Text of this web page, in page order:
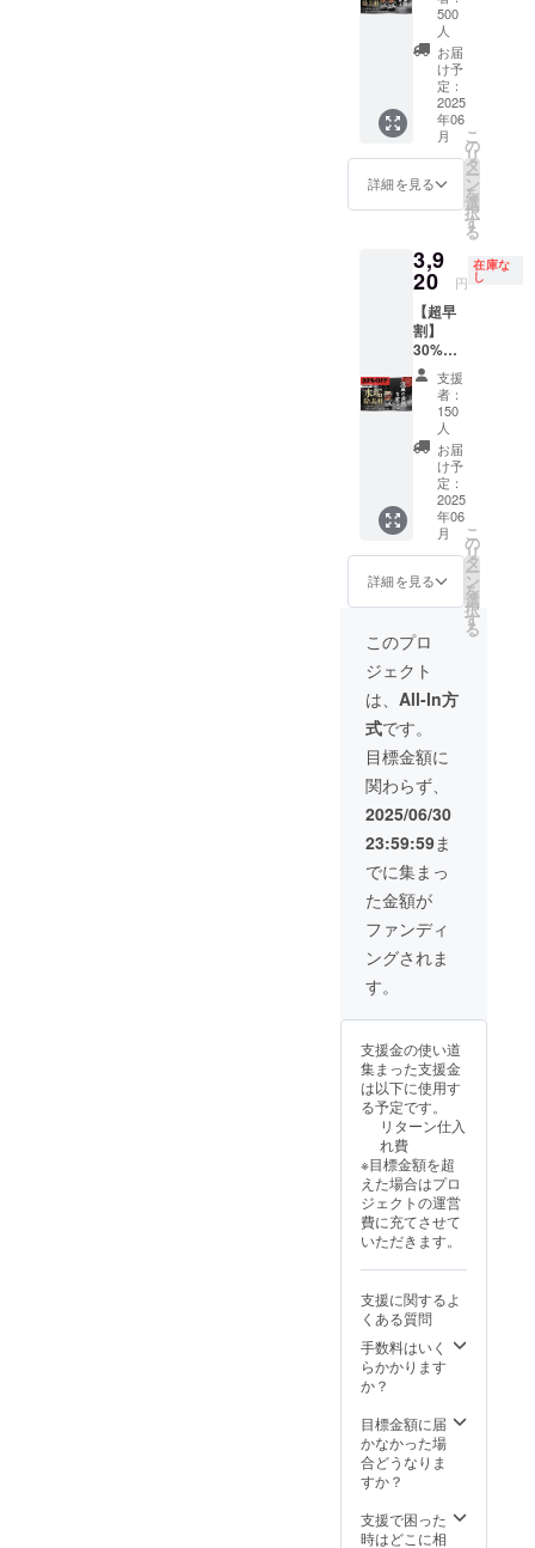
所：タ
イヤホ
イー
ル、塗
装面、
樹脂
パーツ
（タイ
ヤハウ
ス内を
ス全面
（サン
を含
む）、
マフ
ラー ☆
注意事
項☆ ・
当店は
完全予
約制と
なって
おりま
す。予
ムまた
は電話
前予約
が必要
となり
ます。
・ご来
店の際
に送付
された
チケッ
トを必
ずお持
ちくだ
さい ・
施工日
によっ
ては預
かりと
なる場
す。代
車あり
（無
料） ・
記念動
画はギ
ガファ
イル便
にて送
付致し
ます。
（施工
完了後
約２週
間の編
集時間
を頂い
ており
ます）
渡し致
しま
す。 ☆
施工内
容☆ ・
極上泡
洗車 ・
ヘッド
ライト
クリー
ニング&
グ ・タ
イヤホ
脱着洗
浄 ・タ
イヤハ
ウス内
足回り
洗浄 ・
鉄粉除
去 ・水
垢除去
・油脂
系汚れ
除去 ・
研磨
（お車
に合わ
せた研
磨メ
ニュー
を提案
致しま
す） ・
セラ
ミック
コー
ティン
グ施工
（ワッ
クスか
らセラ
ミック
コー
ティン
好きな
仕上げ
をお選
びくだ
さいま
せ） ・
樹脂
パーツ
艶出し
保護 ・
窓ガラ
ス鱗汚
れ除去
・窓ガ
ラス撥
水コー
ティン
グ ・エ
ンジン
アイス
洗浄 ・
室内
ニング&
ドライ
れるお
名前
（企業
名）、
URL、
紹介文
（100文
字以
内）を
ご記入
い。※紹
は企業
に関す
商品に
関する
内容に
限らせ
ていた
だきま
す。
させて
いただ
きま
す。
（過去
動画含
む全て
の動画
概要欄
に期間
す） □
必要事
時、必
ず備考
欄に掲
載をご
希望さ
れるお
名前
（企業
名）、
URL、
紹介文
（300文
字以
ご記入
くださ
い。※紹
介内容
は企業
に関す
る事、
商品に
関する
内容に
限らせ
ていた
だきま
す。
500セッ
ト） セ
ンス
アール
「水垢
除去剤
300ml
」×2 定
価
11,200
円（税
込）
500
人
お届
け予
定：
2025
年06
月
詳細を見る
こ
の
リ
タ
ー
ン
を
選
択
す
る
3,9
20 円
在庫な
し
【超早
割】
30%OF
F（限定
150名
様） セ
ンス
アール
「水垢
除去剤
300ml
」×1 定
価5,600
円（税
込）
込）
支援
者：
150
人
お届
け予
定：
2025
年06
月
詳細を見る
こ
の
リ
タ
ー
ン
を
選
択
す
る
このプロ
ジェクト
は、 All-In方
式です。
目標金額に
関わらず、
2025/06/30
23:59:59ま
でに集まっ
た金額が
ファンディ
ングされま
す。
支援金の使い道
集まった支援金
は以下に使用す
る予定です。
リターン仕入
れ費
※目標金額を超
えた場合はプロ
ジェクトの運営
費に充てさせて
いただきます。
支援に関するよ
くある質問
手数料はいく
らかかります
か？
目標金額に届
かなかった場
合どうなりま
すか？
支援で困った
時はどこに相